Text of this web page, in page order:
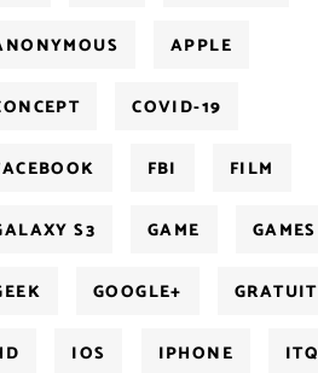
APPLE
COVID-19
FBI FILM
S3 GAME GAMES
GOOGLE+ GRATUIT
IOS IPHONE ITQ